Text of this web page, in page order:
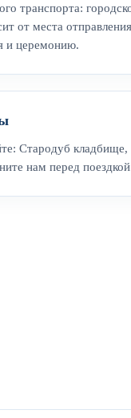
транспорта:
от места
и церемонию.
Стародуб
нам перед